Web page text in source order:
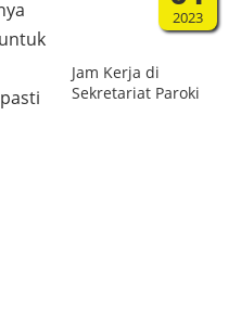
2023
Jam Kerja di
Sekretariat Paroki